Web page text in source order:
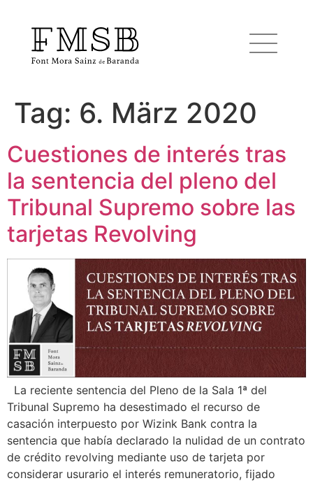
Startseite
Font Mora Sainz de Baranda
Team
Dienste
Blog und Nachrichten
Wie können wir Ihnen helfen?
Tag: 6. März 2020
Cuestiones de interés tras
la sentencia del pleno del
Tribunal Supremo sobre las
tarjetas Revolving
La reciente sentencia del Pleno de la Sala 1ª del
Tribunal Supremo ha desestimado el recurso de
casación interpuesto por Wizink Bank contra la
sentencia que había declarado la nulidad de un contrato
de crédito revolving mediante uso de tarjeta por
considerar usurario el interés remuneratorio, fijado